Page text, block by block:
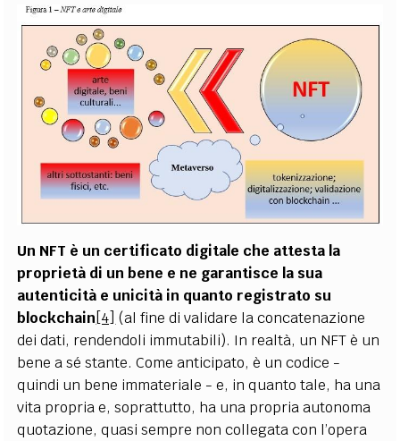
Un NFT è un certificato digitale che attesta la
proprietà di un bene e ne garantisce la sua
autenticità e unicità in quanto registrato su
blockchain [4] (al fine di validare la concatenazione
dei dati, rendendoli immutabili). In realtà, un NFT è un
bene a sé stante. Come anticipato, è un codice -
quindi un bene immateriale - e, in quanto tale, ha una
vita propria e, soprattutto, ha una propria autonoma
quotazione, quasi sempre non collegata con l’opera